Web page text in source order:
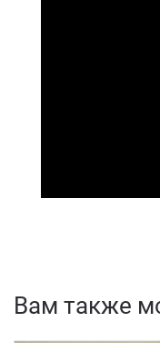
Вам также